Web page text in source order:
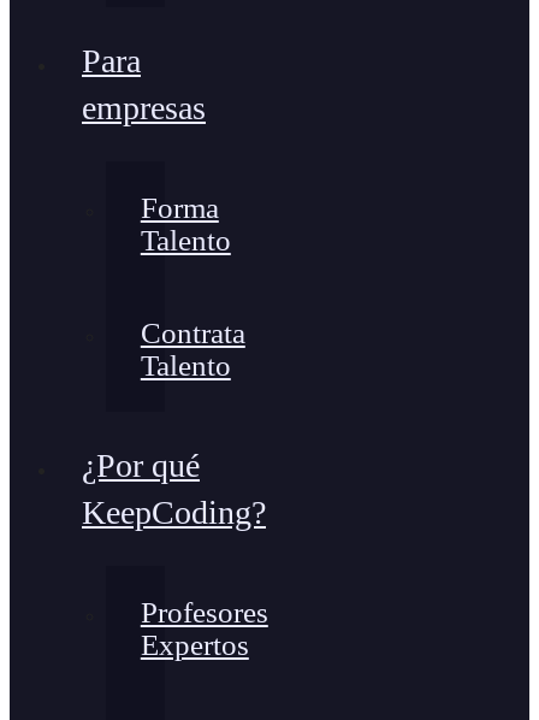
Para
empresas
Forma
Talento
Contrata
Talento
¿Por qué
KeepCoding?
Profesores
Expertos